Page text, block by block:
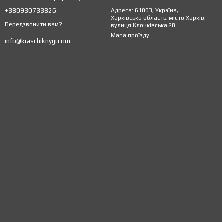
+380930733826
Передзвонити вам?
info@kraschiknygi.com
Адреса: 61003, Україна,
Харківська область, місто Харків,
вулиця Клочківська 28.
Мапа проїзду